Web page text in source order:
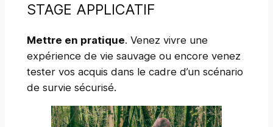
STAGE APPLICATIF
Mettre en pratique. Venez vivre une
expérience de vie sauvage ou encore venez
tester vos acquis dans le cadre d’un scénario
de survie sécurisé.